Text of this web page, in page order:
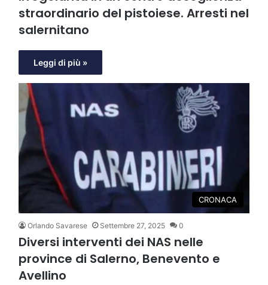
straordinario del pistoiese. Arresti nel
salernitano
Leggi di più »
CRONACA
Orlando Savarese Settembre 27, 2025 0
Diversi interventi dei NAS nelle
province di Salerno, Benevento e
Avellino